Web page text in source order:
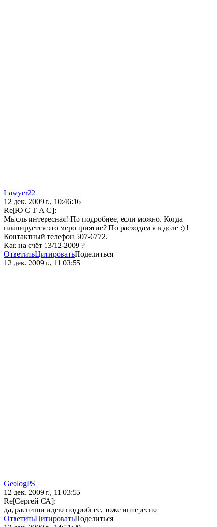
Lawyer22
12 дек. 2009 г., 10:46:16
Re[Ю С Т А С]:
Мысль интересная! По подробнее, если можно. Когда
планируется это мероприятие? По расходам я в доле :) !
Контактный телефон 507-6772.
Как на счёт 13/12-2009 ?
ОтветитьЦитироватьПоделиться
12 дек. 2009 г., 11:03:55
GeologPS
12 дек. 2009 г., 11:03:55
Re[Сергей СА]:
да, распиши идею подробнее, тоже интересно
ОтветитьЦитироватьПоделиться